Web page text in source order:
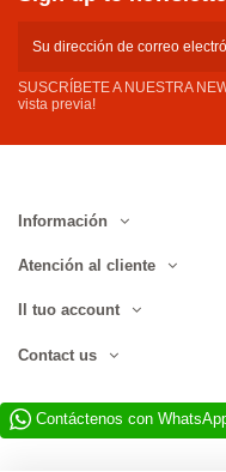
SUSCRÍBETE A NUESTRA
vista previa!
Información
Atención al cliente
Il tuo account
Contact us
Contáctenos con